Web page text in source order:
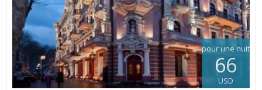
pour une nuit
66
USD